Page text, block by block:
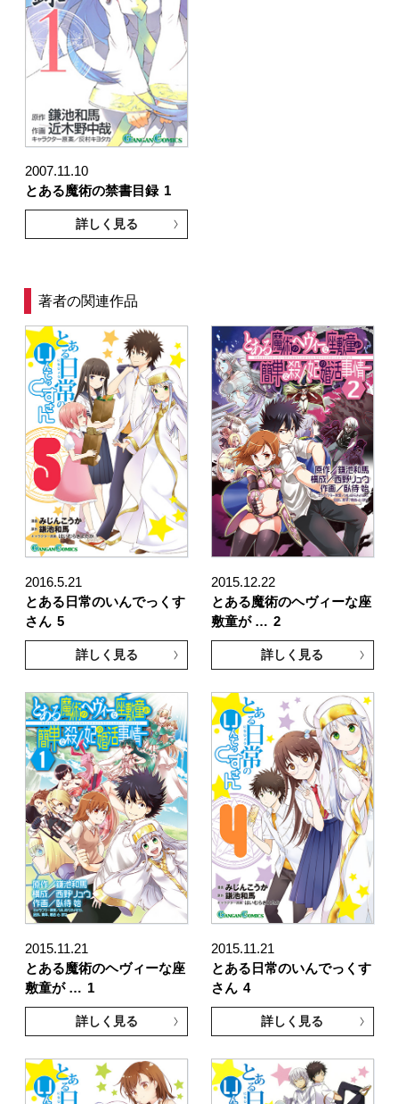
2007.11.10
とある魔術の禁書目録 1
詳しく見る
著者の関連作品
2016.5.21
とある日常のいんでっくす
さん 5
詳しく見る
2015.12.22
とある魔術のヘヴィーな座
敷童が … 2
詳しく見る
2015.11.21
とある魔術のヘヴィーな座
敷童が … 1
詳しく見る
2015.11.21
とある日常のいんでっくす
さん 4
詳しく見る